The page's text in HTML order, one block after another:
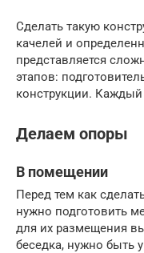
Сделать такую
качелей и
представляется
этапов:
конструкции.
Делаем опоры
В помещении
Перед тем как
нужно подготовить
для их размещения
беседка, нужно быть